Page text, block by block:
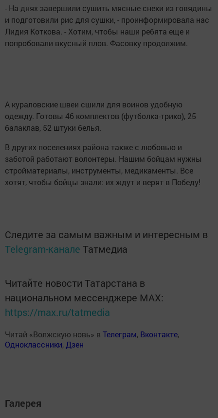
- На днях завершили сушить мясные снеки из говядины
и подготовили рис для сушки, - проинформировала нас
Лидия Коткова. - Хотим, чтобы наши ребята еще и
попробовали вкусный плов. Фасовку продолжим.
А кураловские швеи сшили для воинов удобную
одежду. Готовы 46 комплектов (футболка-трико), 25
балаклав, 52 штуки белья.
В других поселениях района также с любовью и
заботой работают волонтеры. Нашим бойцам нужны
стройматериалы, инструменты, медикаменты. Все
хотят, чтобы бойцы знали: их ждут и верят в Победу!
Следите за самым важным и интересным в
Telegram-канале Татмедиа
Читайте новости Татарстана в
национальном мессенджере MАХ:
https://max.ru/tatmedia
Читай «Волжскую новь» в Телеграм, Вконтакте,
Одноклассники,Дзен
Галерея